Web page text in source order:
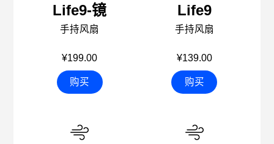
Life9-镜
手持风扇
¥199.00
购买
Life9
手持风扇
¥139.00
购买